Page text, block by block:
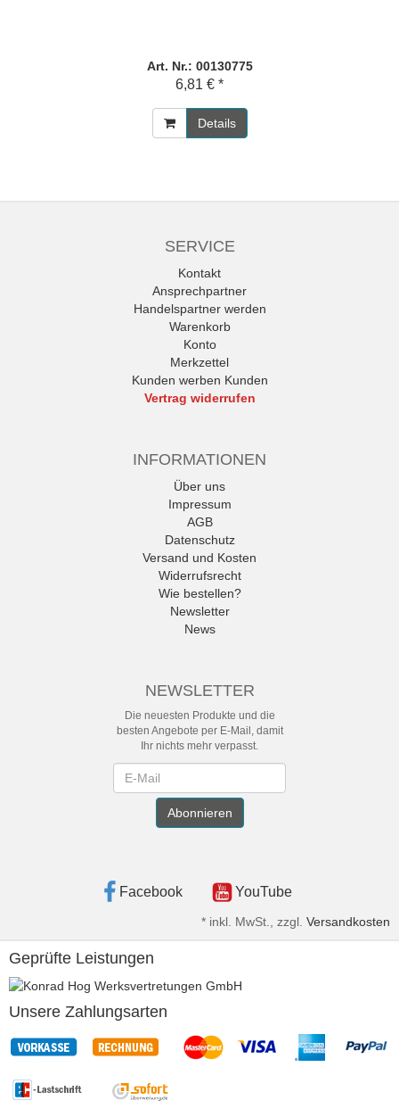
Art. Nr.: 00130775
6,81 € *
Details
SERVICE
Kontakt
Ansprechpartner
Handelspartner werden
Warenkorb
Konto
Merkzettel
Kunden werben Kunden
Vertrag widerrufen
INFORMATIONEN
Über uns
Impressum
AGB
Datenschutz
Versand und Kosten
Widerrufsrecht
Wie bestellen?
Newsletter
News
NEWSLETTER
Die neuesten Produkte und die
besten Angebote per E-Mail, damit
Ihr nichts mehr verpasst.
Abonnieren
Facebook YouTube
* inkl. MwSt., zzgl. Versandkosten
Geprüfte Leistungen
Unsere Zahlungsarten